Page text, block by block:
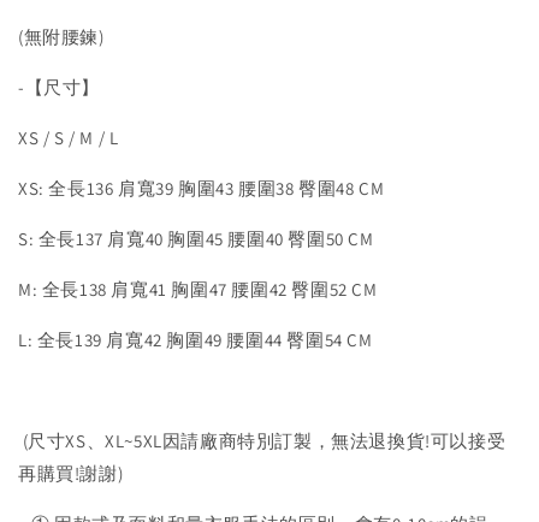
(無附腰鍊)
-【尺寸】
XS / S / M / L
XS: 全長136 肩寬39 胸圍43 腰圍38 臀圍48 CM
S: 全長137 肩寬40 胸圍45 腰圍40 臀圍50 CM
M: 全長138 肩寬41 胸圍47 腰圍42 臀圍52 CM
L: 全長139 肩寬42 胸圍49 腰圍44 臀圍54 CM
(尺寸XS、XL~5XL因請廠商特別訂製，無法退換貨!可以接受
再購買!謝謝)